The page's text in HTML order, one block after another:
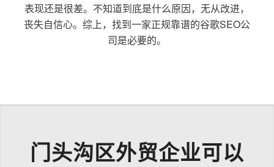
表现还是很差。不知道到底是什么原因，无从改进，
丧失自信心。综上，找到一家正规靠谱的谷歌SEO公
司是必要的。
门头沟区外贸企业可以